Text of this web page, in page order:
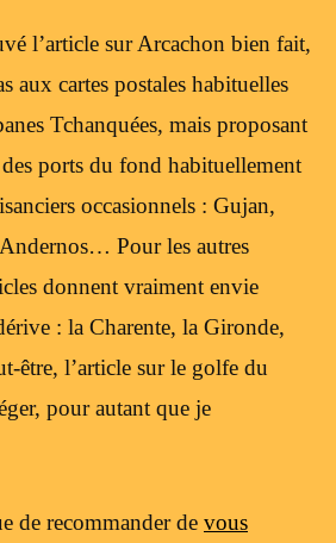
l’article sur Arcachon bien fait,
aux cartes postales habituelles
Tchanquées, mais proposant
ports du fond habituellement
occasionnels : Gujan,
Pour les autres
donnent vraiment envie
: la Charente, la Gironde,
être, l’article sur le golfe du
pour autant que je
de recommander de vous